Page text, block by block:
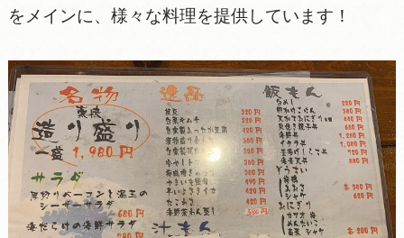
をメインに、様々な料理を提供しています！